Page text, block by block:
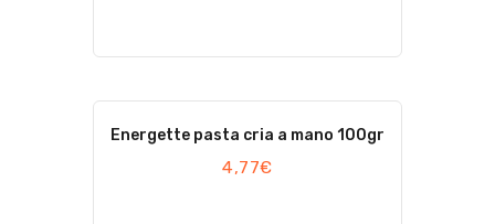
Energette pasta cria a mano 100gr
4,77€